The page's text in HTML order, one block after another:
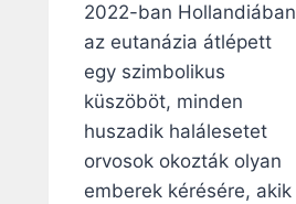
2022-ban Hollandiában
az eutanázia átlépett
egy szimbolikus
küszöböt, minden
huszadik halálesetet
orvosok okozták olyan
emberek kérésére, akik